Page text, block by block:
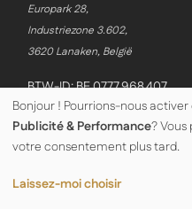
Europark 28,
Industriezone 3.602,
3620 Lanaken, België
BTW-ID: BE 0777.968.407
© Copyright Herschel
Bonjour ! Pourrions-nous
Publicité & Performance?
votre consentement plus tard.
Laissez-moi choisir